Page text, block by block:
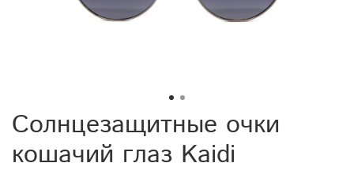
Солнцезащитные очки
кошачий глаз Kaidi